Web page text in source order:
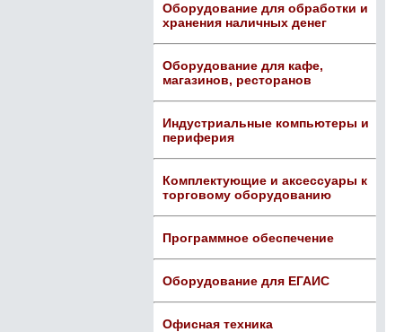
Оборудование для обработки и
хранения наличных денег
Оборудование для кафе,
магазинов, ресторанов
Индустриальные компьютеры и
периферия
Комплектующие и аксессуары к
торговому оборудованию
Программное обеспечение
Оборудование для ЕГАИС
Офисная техника